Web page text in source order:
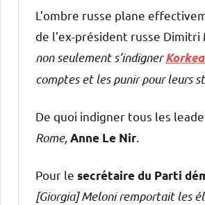
L’ombre russe plane
de l’ex-président russe
non seulement s’indigner
comptes et les punir pour leurs
De quoi indigner tous les
Rome,Anne Le Nir
Pour le secrétaire du Parti
[Giorgia] Meloni remportait les